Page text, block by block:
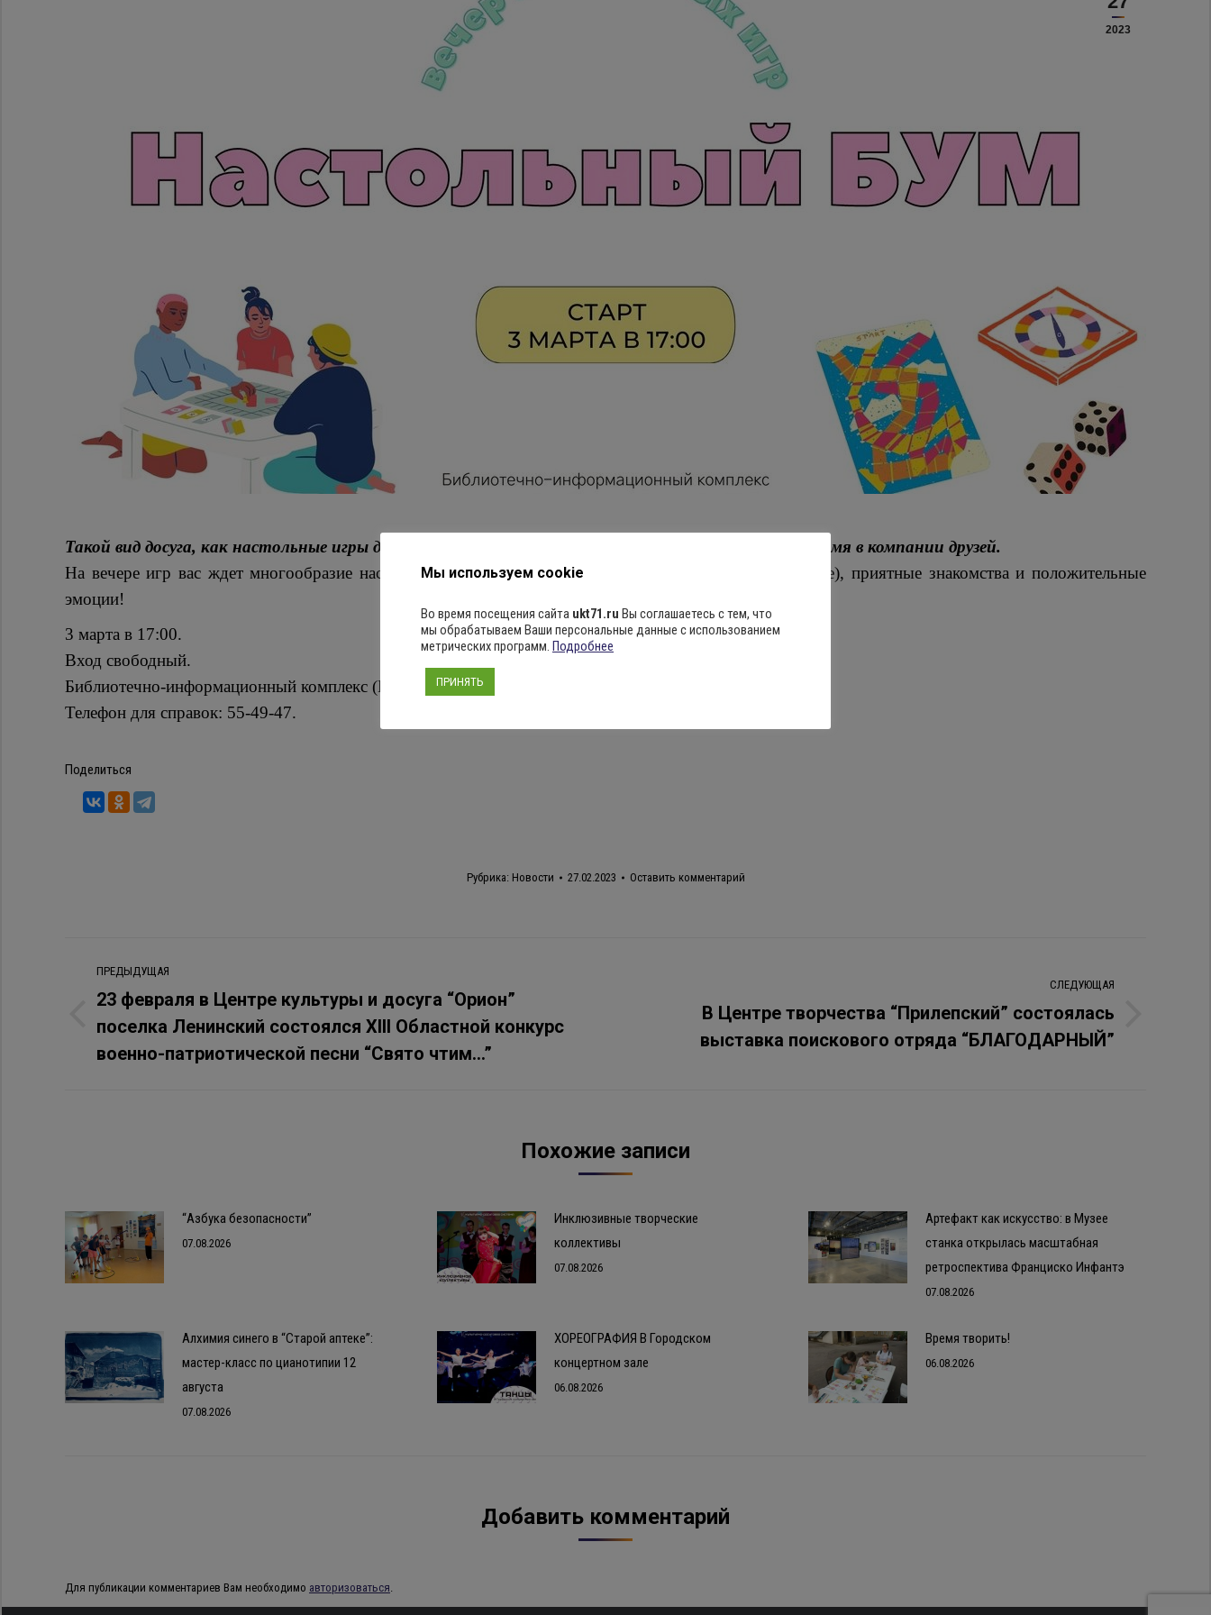
2023
Такой вид досуга, как настольные игры до сих пор остается лучшим способом весело провести время в компании друзей.
На вечере игр вас ждет многообразие настолок (вы также можете прихватить с собой свои любимые), приятные знакомства и положительные
эмоции!
3 марта в 17:00.
Вход свободный.
Библиотечно-информационный комплекс (Красноармейский пр., д. 1).
Телефон для справок: 55-49-47.
Поделиться
Рубрика: Новости 27.02.2023 Оставить комментарий
Навигация
по
записям
ПРЕДЫДУЩАЯ
Предыдущая
запись:
23 февраля в Центре культуры и досуга “Орион”
поселка Ленинский состоялся XIII Областной конкурс
военно-патриотической песни “Свято чтим…”
СЛЕДУЮЩАЯ
В Центре творчества “Прилепский” состоялась
выставка поискового отряда “БЛАГОДАРНЫЙ”
Похожие записи
“Азбука безопасности”
07.08.2026
Инклюзивные творческие
коллективы
07.08.2026
Артефакт как искусство: в Музее
станка открылась масштабная
ретроспектива Франциско Инфантэ
07.08.2026
Алхимия синего в “Старой аптеке”:
мастер-класс по цианотипии 12
августа
07.08.2026
ХОРЕОГРАФИЯ В Городском
концертном зале
06.08.2026
Время творить!
06.08.2026
Добавить комментарий
Для публикации комментариев Вам необходимо авторизоваться.
Мы используем cookie
Во время посещения сайта ukt71.ru Вы соглашаетесь с тем, что
мы обрабатываем Ваши персональные данные с использованием
метрических программ. Подробнее
ПРИНЯТЬ